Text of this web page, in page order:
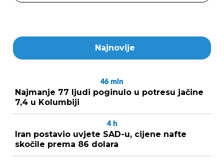
Najnovije
46 min
Najmanje 77 ljudi poginulo u potresu jačine
7,4 u Kolumbiji
4 h
Iran postavio uvjete SAD-u, cijene nafte
skočile prema 86 dolara